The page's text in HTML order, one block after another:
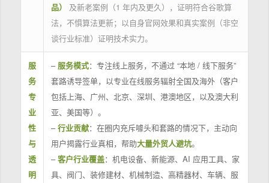
品）
及新老案例（1 年内及更久），证明符合谷歌算
法，不惧算法更新；以自身官网效果和真实案例（非空
谈行业标准）证明技术实力。
服
务
专
业
性
与
透
明
– 服务模式：专注线上服务，不通过 “本地 / 线下服务”
套路诱导签单，以专业在线服务辐射全国及海外（客户
包括上海、广州、北京、深圳、港澳地区，以及澳大利
亚、美国等）。
–行业贡献：在圈内充斥噱头和套路的情况下，主动向
用户揭露行业真相，帮助大量外贸人避坑。
–客户行业覆盖：机电设备、新能源、AI 应用工具、家
具、阀门、装修建材、机械制造、高精器材、车辆、服